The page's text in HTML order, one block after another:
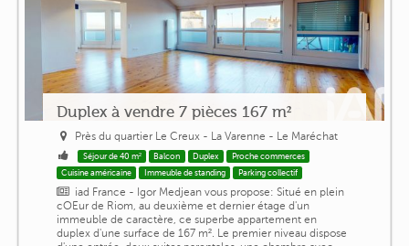
Duplex à vendre 7 pièces 167 m²
Près du quartier Le Creux - La Varenne - Le Maréchat
Séjour de 40 m² Balcon Duplex
Proche commerces
Cuisine américaine
Immeuble de standing Parking collectif
iad France - Igor Medjean vous propose: Situé en plein
cOEur de Riom, au deuxième et dernier étage d'un
immeuble de caractère, ce superbe appartement en
duplex d'une surface de 167 m². Le premier niveau dispose